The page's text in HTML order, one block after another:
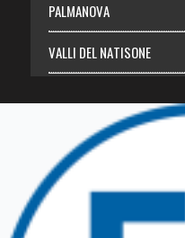
PALMANOVA
VALLI DEL NATISONE
TRICESIMO
TARCENTO
GEMONA DEL FRIULI